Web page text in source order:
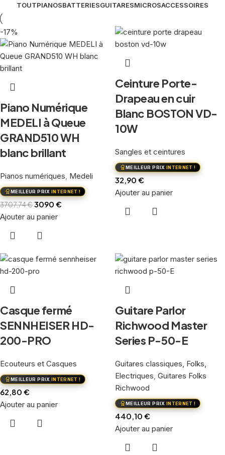
TOUTPIANOSBATTERIESGUITARESMICROSACCESSOIRES
-17%
Piano Numérique
MEDELI à Queue
GRAND510 WH
blanc brillant
Pianos numériques Medeli
MEILLEUR PRIX INTERNET !
3707,74€3090 €
Ajouter au panier
Ceinture Porte-
Drapeau en cuir
Blanc BOSTON VD-
10W
Sangles et ceintures
MEILLEUR PRIX INTERNET !
32,90 €
Ajouter au panier
Casque fermé
SENNHEISER HD-
200-PRO
Ecouteurs et Casques
MEILLEUR PRIX INTERNET !
62,80 €
Ajouter au panier
Guitare Parlor
Richwood Master
Series P-50-E
Guitares classiques, Folks,
Electriques Guitares Folks
Richwood
MEILLEUR PRIX INTERNET !
440,10 €
Ajouter au panier